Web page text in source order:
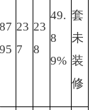
87
95
23
7
23
8
49.
8
9%
套
未
装
修